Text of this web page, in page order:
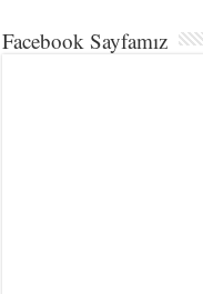
Facebook Sayfamız